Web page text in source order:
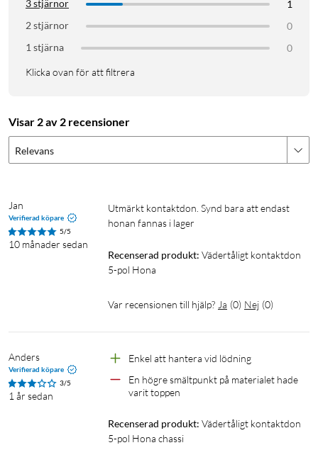
3 stjärnor
1
2 stjärnor
0
1 stjärna
0
Klicka ovan för att filtrera
Visar 2 av 2 recensioner
Relevans
Jan
Verifierad köpare
5/5
10 månader sedan
Utmärkt kontaktdon. Synd bara att endast
honan fannas i lager
Recenserad produkt: Vädertåligt kontaktdon
5-pol Hona
Var recensionen till hjälp? Ja (0) Nej (0)
Anders
Verifierad köpare
3/5
1 år sedan
Enkel att hantera vid lödning
En högre smältpunkt på materialet hade
varit toppen
Recenserad produkt: Vädertåligt kontaktdon
5-pol Hona chassi